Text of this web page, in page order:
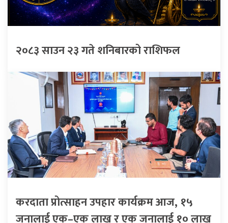
२०८३ साउन २३ गते शनिबारको राशिफल
करदाता प्रोत्साहन उपहार कार्यक्रम आज, १५
जनालाई एक–एक लाख र एक जनालाई १० लाख